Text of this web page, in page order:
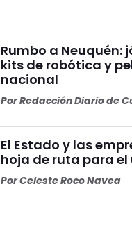
Rumbo a Neuquén:
kits de robótica y
nacional
PorRedacción Diario de
El Estado y las
hoja de ruta para el
PorCeleste Roco Navea